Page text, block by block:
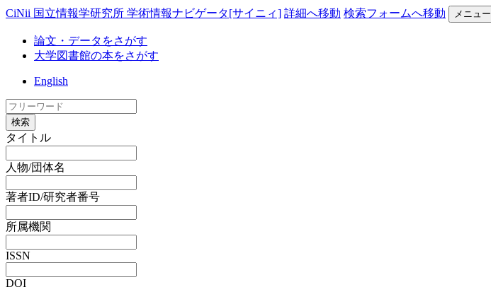
CiNii 国立情報学研究所 学術情報ナビゲータ[サイニィ] 詳細へ移動 検索フォームへ移動 メニュー
論文・データをさがす
大学図書館の本をさがす
English
検索
タイトル
人物/団体名
著者ID/研究者番号
所属機関
ISSN
DOI